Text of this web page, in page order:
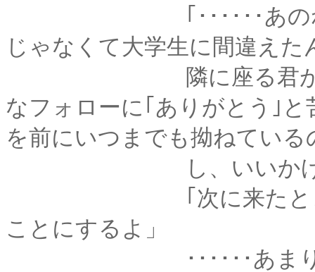
｢･･････あのね、さ
じゃなくて大学生に間違えた
隣に座る君が、気遣
なフォローに｢ありがとう｣
を前にいつまでも拗ねている
し、いいかげん気
｢次に来たときは、
ことにするよ」
･･････あまり切り